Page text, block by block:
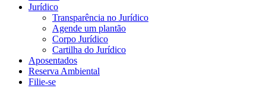
Jurídico
Transparência no Jurídico
Agende um plantão
Corpo Jurídico
Cartilha do Jurídico
Aposentados
Reserva Ambiental
Filie-se